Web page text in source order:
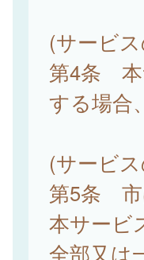
(サービ
第4条 本
する場合
(サービ
第5条 市
本サービ
全部又は